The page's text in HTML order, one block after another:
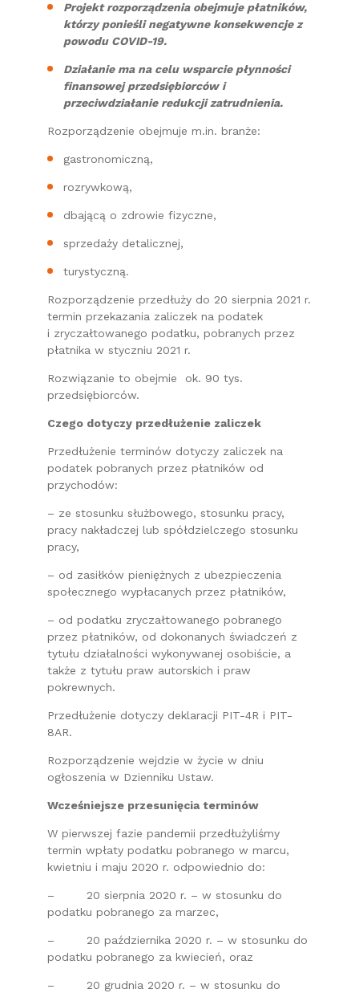
Projekt rozporządzenia obejmuje płatników,
którzy ponieśli negatywne konsekwencje z
powodu COVID-19.
Działanie ma na celu wsparcie płynności
finansowej przedsiębiorców i
przeciwdziałanie redukcji zatrudnienia.
Rozporządzenie obejmuje m.in. branże:
gastronomiczną,
rozrywkową,
dbającą o zdrowie fizyczne,
sprzedaży detalicznej,
turystyczną.
Rozporządzenie przedłuży do 20 sierpnia 2021 r.
termin przekazania zaliczek na podatek
i zryczałtowanego podatku, pobranych przez
płatnika w styczniu 2021 r.
Rozwiązanie to obejmie ok. 90 tys.
przedsiębiorców.
Czego dotyczy przedłużenie zaliczek
Przedłużenie terminów dotyczy zaliczek na
podatek pobranych przez płatników od
przychodów:
– ze stosunku służbowego, stosunku pracy,
pracy nakładczej lub spółdzielczego stosunku
pracy,
– od zasiłków pieniężnych z ubezpieczenia
społecznego wypłacanych przez płatników,
– od podatku zryczałtowanego pobranego
przez płatników, od dokonanych świadczeń z
tytułu działalności wykonywanej osobiście, a
także z tytułu praw autorskich i praw
pokrewnych.
Przedłużenie dotyczy deklaracji PIT-4R i PIT-
8AR.
Rozporządzenie wejdzie w życie w dniu
ogłoszenia w Dzienniku Ustaw.
Wcześniejsze przesunięcia terminów
W pierwszej fazie pandemii przedłużyliśmy
termin wpłaty podatku pobranego w marcu,
kwietniu i maju 2020 r. odpowiednio do:
– 20 sierpnia 2020 r. – w stosunku do
podatku pobranego za marzec,
– 20 października 2020 r. – w stosunku do
podatku pobranego za kwiecień, oraz
– 20 grudnia 2020 r. – w stosunku do